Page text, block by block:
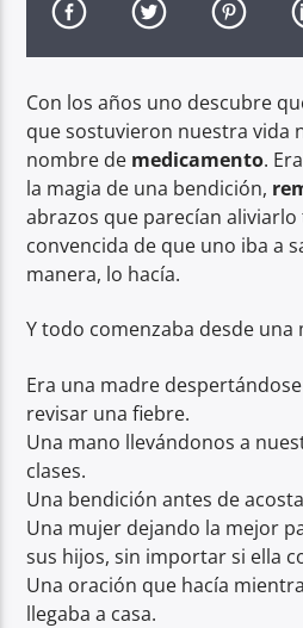
Radio hola
Con los años uno descubre
que sostuvieron nuestra vida
nombre de medicamento.
la magia de una bendición,
abrazos que parecían
convencida de que uno iba a
manera, lo hacía.
Y todo comenzaba desde
Era una madre
revisar una fiebre.
Una mano llevándonos a
clases.
Una bendición antes de
Una mujer dejando la mejor
sus hijos, sin importar si ella
Una oración que hacía
llegaba a casa.